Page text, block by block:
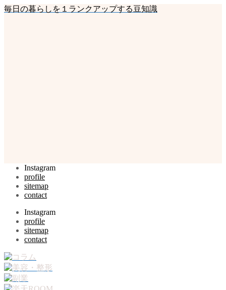
毎日の暮らしを１ランクアップする豆知識
Instagram
profile
sitemap
contact
Instagram
profile
sitemap
contact